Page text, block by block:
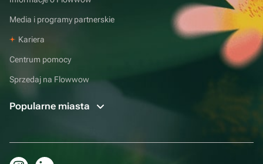
Media i programy partnerskie
Kariera
Centrum pomocy
Sprzedaj na Flowwow
Popularne miasta